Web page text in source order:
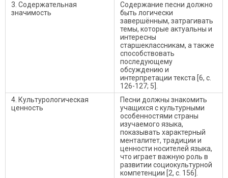
3. Содержательная
значимость
Содержание песни должно
быть логически
завершённым, затрагивать
темы, которые актуальны и
интересны
старшеклассникам, а также
способствовать
последующему
обсуждению и
интерпретации текста [6, с.
126-127; 5].
4. Культурологическая
ценность
Песни должны знакомить
учащихся с культурными
особенностями страны
изучаемого языка,
показывать характерный
менталитет, традиции и
ценности носителей языка,
что играет важную роль в
развитии социокультурной
компетенции [2, с. 156].